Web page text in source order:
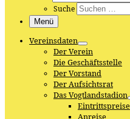
Suche
Menü
Vereinsdaten
Der Verein
Die Geschäftsstelle
Der Vorstand
Der Aufsichtsrat
Das Vogtlandstadion
Eintrittspreise
Anreise